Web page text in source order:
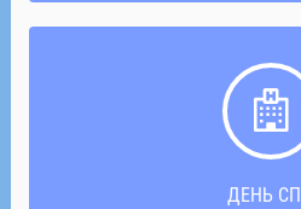
ДЕНЬ